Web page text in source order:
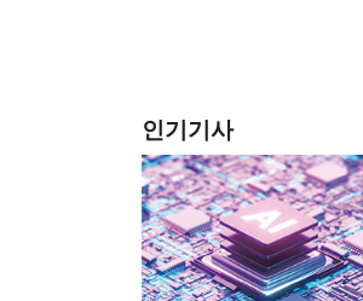
인기기사